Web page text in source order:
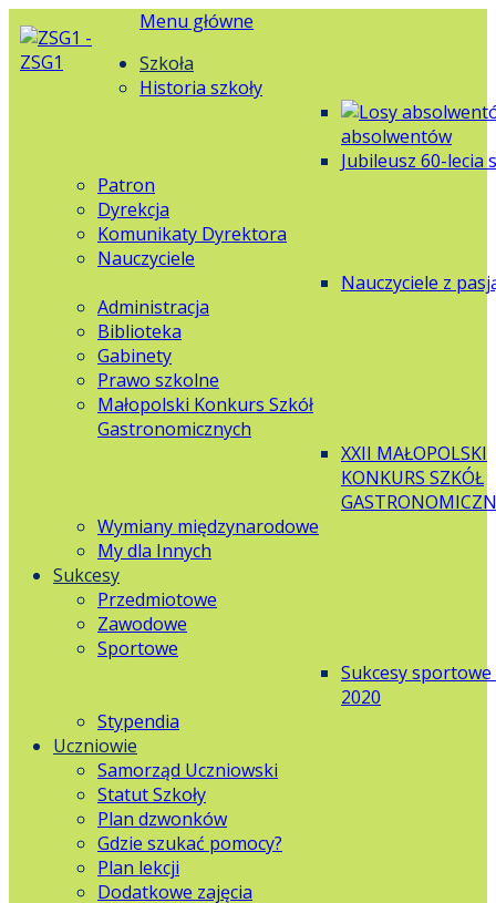
Menu główne
Szkoła
Historia szkoły
absolwentów
Jubileusz 60-lecia
Patron
Dyrekcja
Komunikaty Dyrektora
Nauczyciele
Nauczyciele z
Administracja
Biblioteka
Gabinety
Prawo szkolne
Małopolski Konkurs Szkół
Gastronomicznych
XXII MAŁOPOLSKI
KONKURS SZKÓŁ
Wymiany międzynarodowe
My dla Innych
Sukcesy
Przedmiotowe
Zawodowe
Sportowe
Sukcesy sportowe
2020
Stypendia
Uczniowie
Samorząd Uczniowski
Statut Szkoły
Plan dzwonków
Gdzie szukać pomocy?
Plan lekcji
Dodatkowe zajęcia